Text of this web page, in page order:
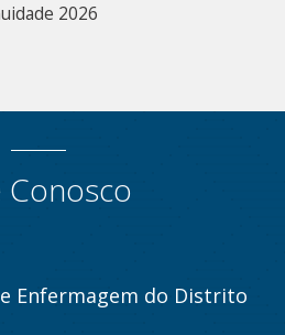
2026
Conosco
Enfermagem do Distrito